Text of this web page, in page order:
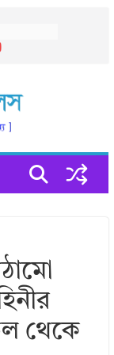
থেকে